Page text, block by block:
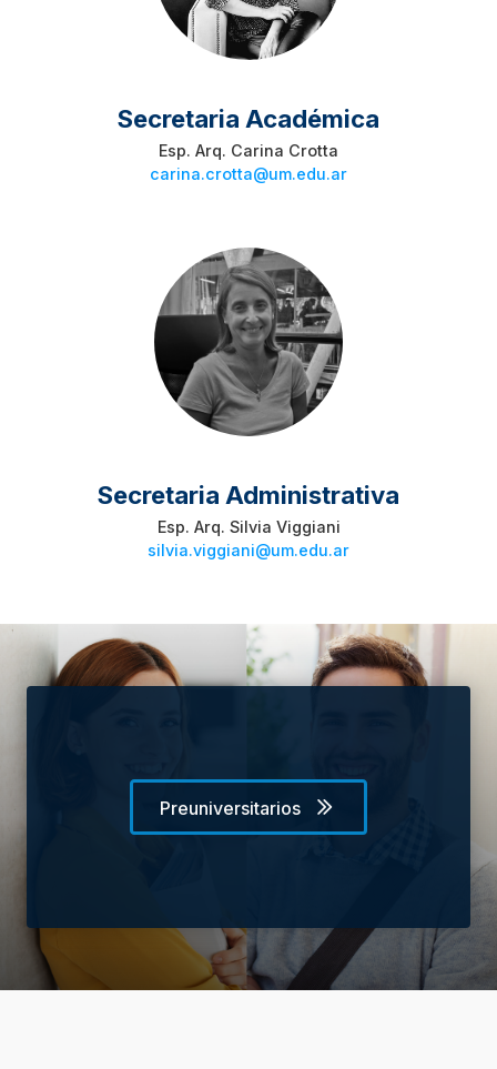
Secretaria Académica
Esp. Arq. Carina Crotta
carina.crotta@um.edu.ar
Secretaria Administrativa
Esp. Arq. Silvia Viggiani
silvia.viggiani@um.edu.ar
Preuniversitarios